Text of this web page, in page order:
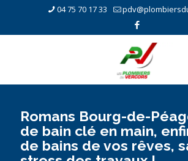
04 75 70 17 33
Romans Bourg-de-
de bain clé en main,
de bains de vos rêves,